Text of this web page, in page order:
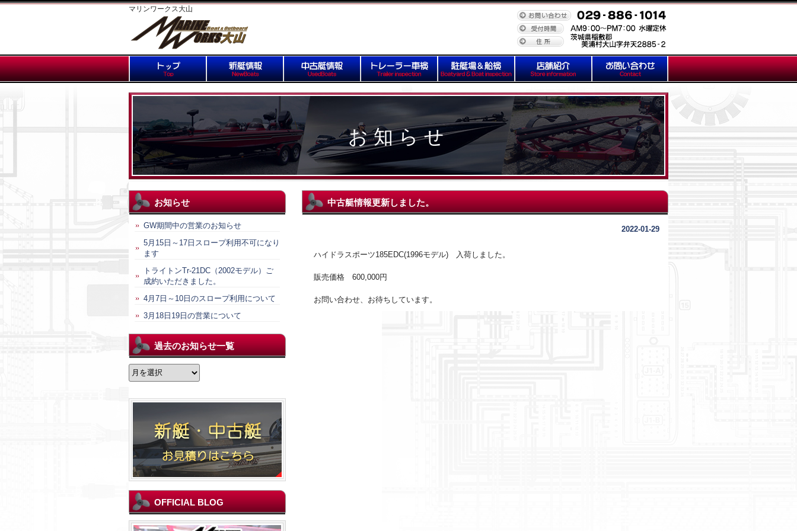
マリンワークス大山
お知らせ
中古艇情報更新しました。
2022-01-29
ハイドラスポーツ185EDC(1996モデル) 入荷しました。
販売価格 600,000円
お問い合わせ、お待ちしています。
お知らせ
GW期間中の営業のお知らせ
5月15日～17日スロープ利用不可になり
ます
トライトンTr-21DC（2002モデル）ご
成約いただきました。
4月7日～10日のスロープ利用について
3月18日19日の営業について
過去のお知らせ一覧
過
去
お
一
覧
OFFICIAL BLOG